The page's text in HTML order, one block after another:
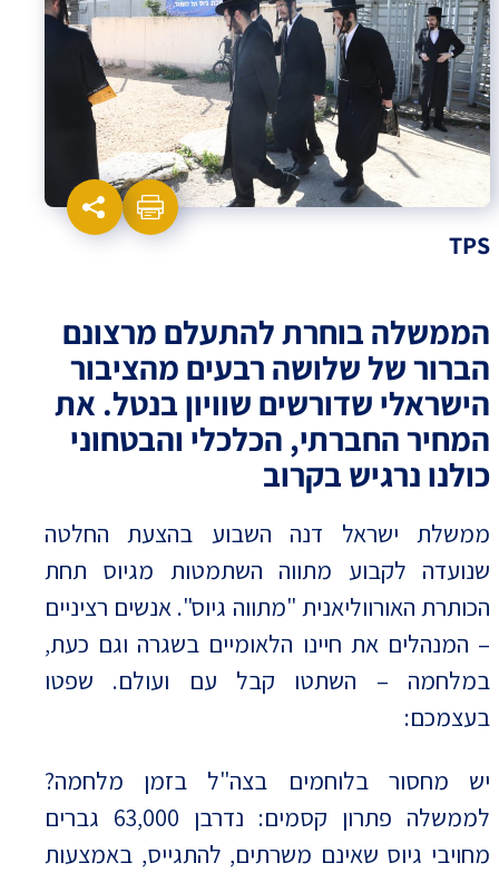
TPS
הממשלה בוחרת להתעלם מרצונם
הברור של שלושה רבעים מהציבור
הישראלי שדורשים שוויון בנטל. את
המחיר החברתי, הכלכלי והבטחוני
כולנו נרגיש בקרוב
ממשלת ישראל דנה השבוע בהצעת החלטה
שנועדה לקבוע מתווה השתמטות מגיוס תחת
הכותרת האורווליאנית "מתווה גיוס". אנשים רציניים
– המנהלים את חיינו הלאומיים בשגרה וגם כעת,
במלחמה – השתטו קבל עם ועולם. שפטו
בעצמכם:
יש מחסור בלוחמים בצה"ל בזמן מלחמה?
לממשלה פתרון קסמים: נדרבן 63,000 גברים
מחויבי גיוס שאינם משרתים, להתגייס, באמצעות